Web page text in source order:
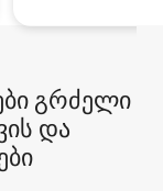
გრძელი
და